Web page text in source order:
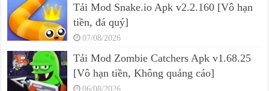
Tải Mod Snake.io Apk v2.2.160 [Vô hạn
tiền, đá quý]
07/08/2026
Tải Mod Zombie Catchers Apk v1.68.25
[Vô hạn tiền, Không quảng cáo]
06/08/2026